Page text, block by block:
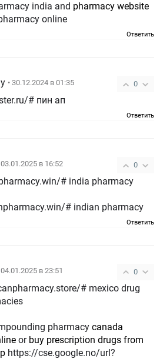
india and pharmacy website
online
Ответить
0
• 30.12.2024 в 01:35
# пин ап
Ответить
0
03.01.2025 в 16:52
# india pharmacy
# indian pharmacy
Ответить
0
04.01.2025 в 23:51
# mexico drug
pharmacy canada
or buy prescription drugs from